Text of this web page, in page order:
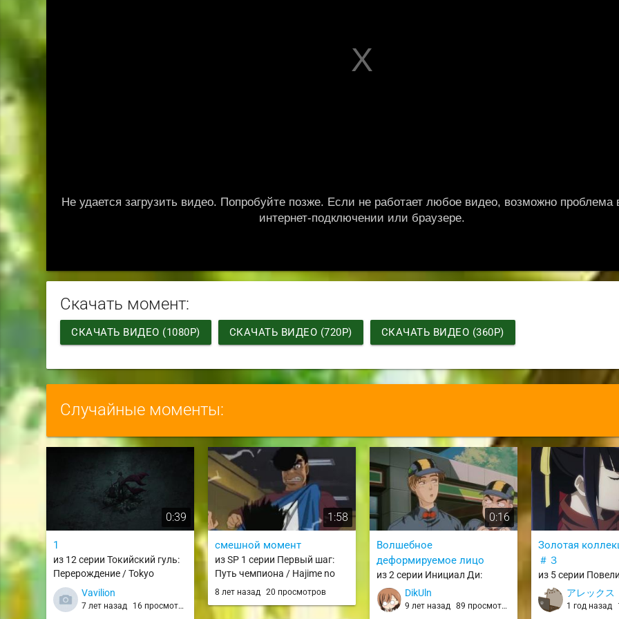
Скачать момент:
СКАЧАТЬ ВИДЕО (1080P) СКАЧАТЬ ВИДЕО (720P) СКАЧАТЬ ВИДЕО (360P)
Случайные моменты:
0:39
1
из 12 серии Токийский гуль:
Перерождение / Tokyo
Ghoul:reVavilion
7 лет назад 16 просмотров
1:58
смешной момент
из SP 1 серии Первый шаг:
Путь чемпиона / Hajime no
Ippo: Champion Road
8 лет назад 20 просмотров
0:16
Волшебное
деформируемое лицо
из 2 серии Инициал Ди:
Стадия первая / Initial D First
Stage / id
DikUln
9 лет назад 89 просмотров
Золотая
＃３
из 5 серии
Overlordアレックス
1 год назад